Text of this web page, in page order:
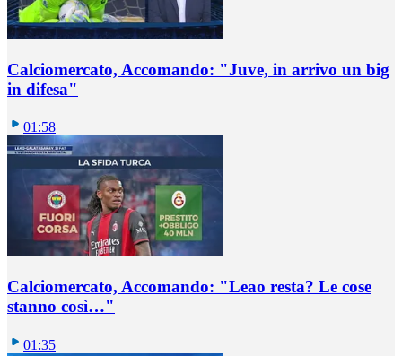
Calciomercato, Accomando: "Juve, in arrivo un big
in difesa"
01:58
Calciomercato, Accomando: "Leao resta? Le cose
stanno così…"
01:35